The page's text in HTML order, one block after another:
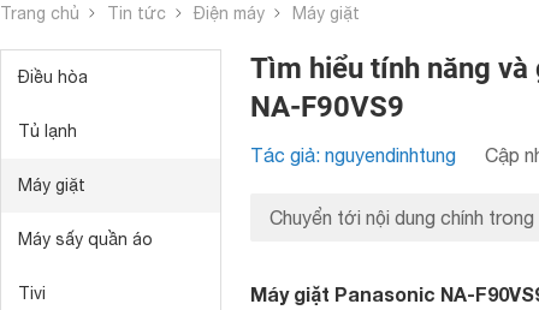
Trang chủ Tin tức Điện máy Máy giặt
Điều hòa
Tủ lạnh
Máy giặt
Máy sấy quần áo
Tivi
Tìm hiểu tính năng
NA-F90VS9
Tác giả: nguyendinhtung Cập
Chuyển tới nội dung chính trong
Máy giặt Panasonic NA-